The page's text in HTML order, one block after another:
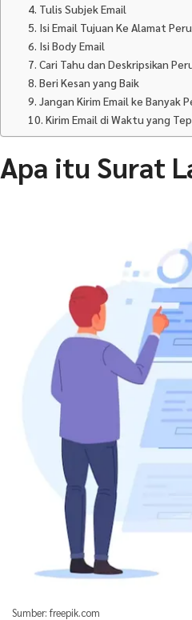
4. Tulis Subjek Email
5. Isi Email Tujuan Ke Alamat
6. Isi Body Email
7. Cari Tahu dan Deskripsikan
8. Beri Kesan yang Baik
9. Jangan Kirim Email ke Banyak
10. Kirim Email di Waktu yang
Apa itu Surat
Sumber: freepik.com